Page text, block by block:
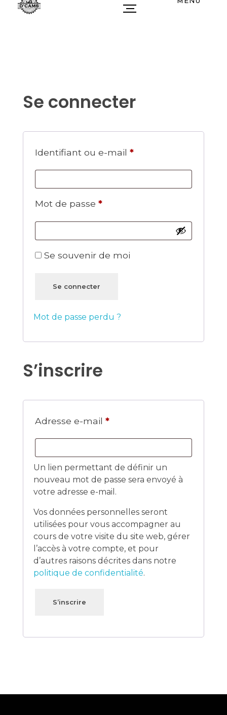
Se connecter
Identifiant ou e-mail *
Mot de passe *
Se souvenir de moi
Se connecter
Mot de passe perdu ?
S’inscrire
Adresse e-mail *
Un lien permettant de définir un
nouveau mot de passe sera envoyé à
votre adresse e-mail.
Vos données personnelles seront
utilisées pour vous accompagner au
cours de votre visite du site web, gérer
l’accès à votre compte, et pour
d’autres raisons décrites dans notre
politique de confidentialité.
S’inscrire